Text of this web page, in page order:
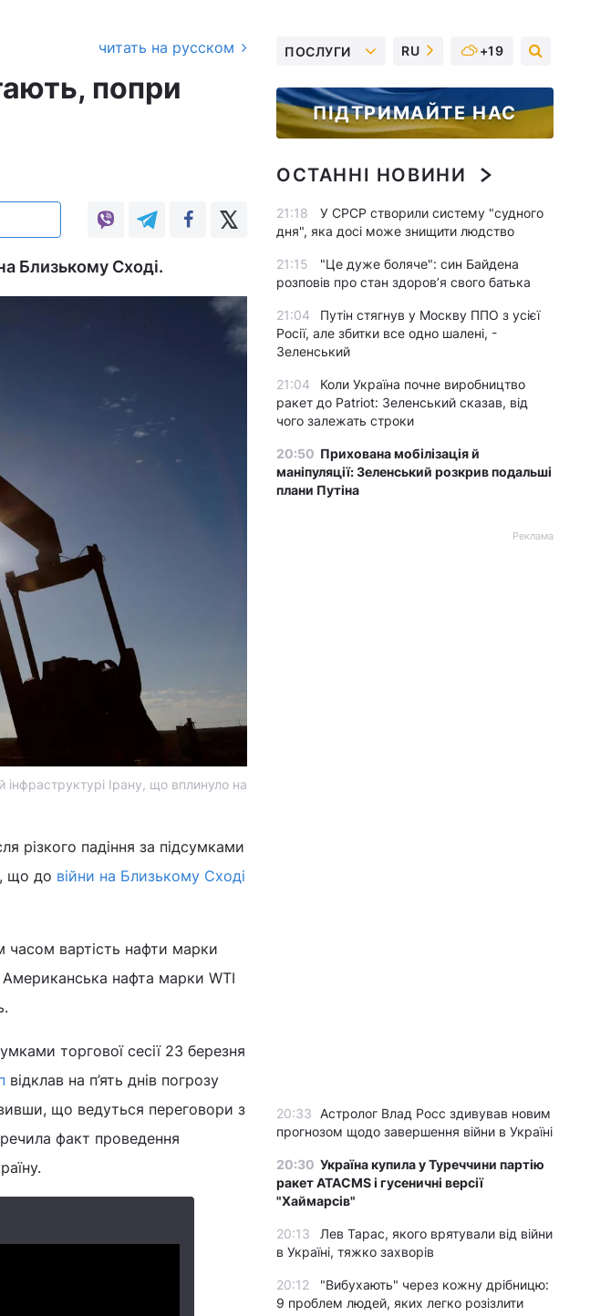
читать на русском
попри
Близькому Сході.
інфраструктурі Ірану, що вплинуло на
різкого падіння за підсумками
що до війни на Близькому Сході
часом вартість нафти марки
нафта марки WTI
торгової сесії 23 березня
відклав на п’ять днів погрозу
що ведуться переговори з
факт проведення
ПОСЛУГИ RU +19
ПІДТРИМАЙТЕ НАС
ОСТАННІ НОВИНИ
21:18
У СРСР створили систему "судного
дня", яка досі може знищити людство
21:15
"Це дуже боляче": син Байдена
розповів про стан здоров’я свого батька
21:04
Путін стягнув у Москву ППО з усієї
Росії, але збитки все одно шалені, -
Зеленський
21:04
Коли Україна почне виробництво
ракет до Patriot: Зеленський сказав, від
чого залежать строки
20:50 Прихована мобілізація й
маніпуляції: Зеленський розкрив подальші
плани Путіна
Реклама
20:33
Астролог Влад Росс здивував новим
прогнозом щодо завершення війни в Україні
20:30 Україна купила у Туреччини партію
ракет ATACMS і гусеничні версії
"Хаймарсів"
20:13
Лев Тарас, якого врятували від війни
в Україні, тяжко захворів
20:12
"Вибухають" через кожну дрібницю:
9 проблем людей, яких легко розізлити